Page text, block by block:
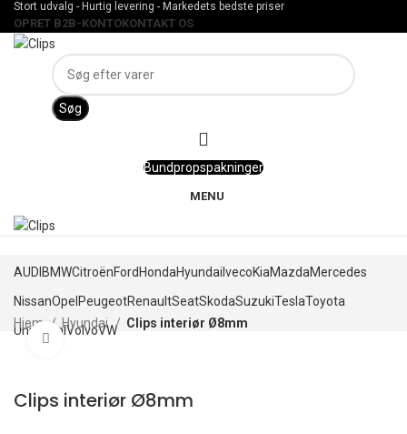
Stort udvalg - Hurtig levering - Markedets bedste priser
OPRET B2B-KONTOKONTAKT OS
Søg
Bundpropspakninger
MENU
AUDIBMWCitroënFordHondaHyundaiIvecoKiaMazdaMercedes
NissanOpelPeugeotRenaultSeatSkodaSuzukiTeslaToyota
UniversalVolvoVW
Hjem Hyundai Clips interiør Ø8mm
Klik for at forstørre
Clips interiør Ø8mm